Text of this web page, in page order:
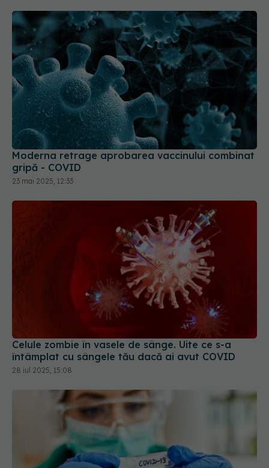
Moderna retrage aprobarea vaccinului combinat
gripă - COVID
23 mai 2025, 12:33
Celule zombie în vasele de sânge. Uite ce s-a
întâmplat cu sângele tău dacă ai avut COVID
28 iul 2025, 15:08